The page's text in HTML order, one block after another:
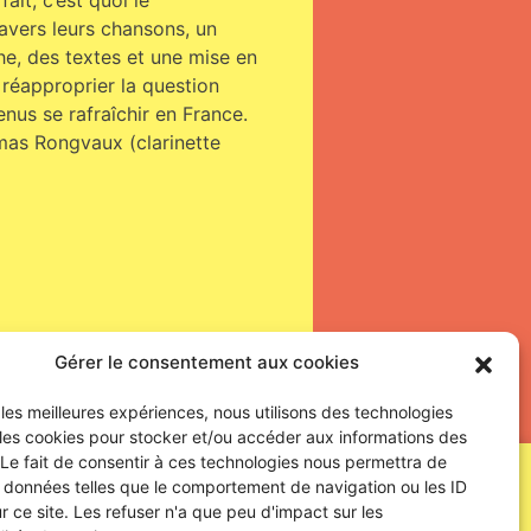
Gérer le consentement aux cookies
meilleures expériences, nous utilisons des technologies
cookies pour stocker et/ou accéder aux informations des
fait de consentir à ces technologies nous permettra de
telles que le comportement de navigation ou les ID
ce site. Les refuser n'a que peu d'impact sur les
leurs chansons, un
des textes et une mise en
la question
se rafraîchir en France.
Rongvaux (clarinette
SUIVEZ-NOUS !